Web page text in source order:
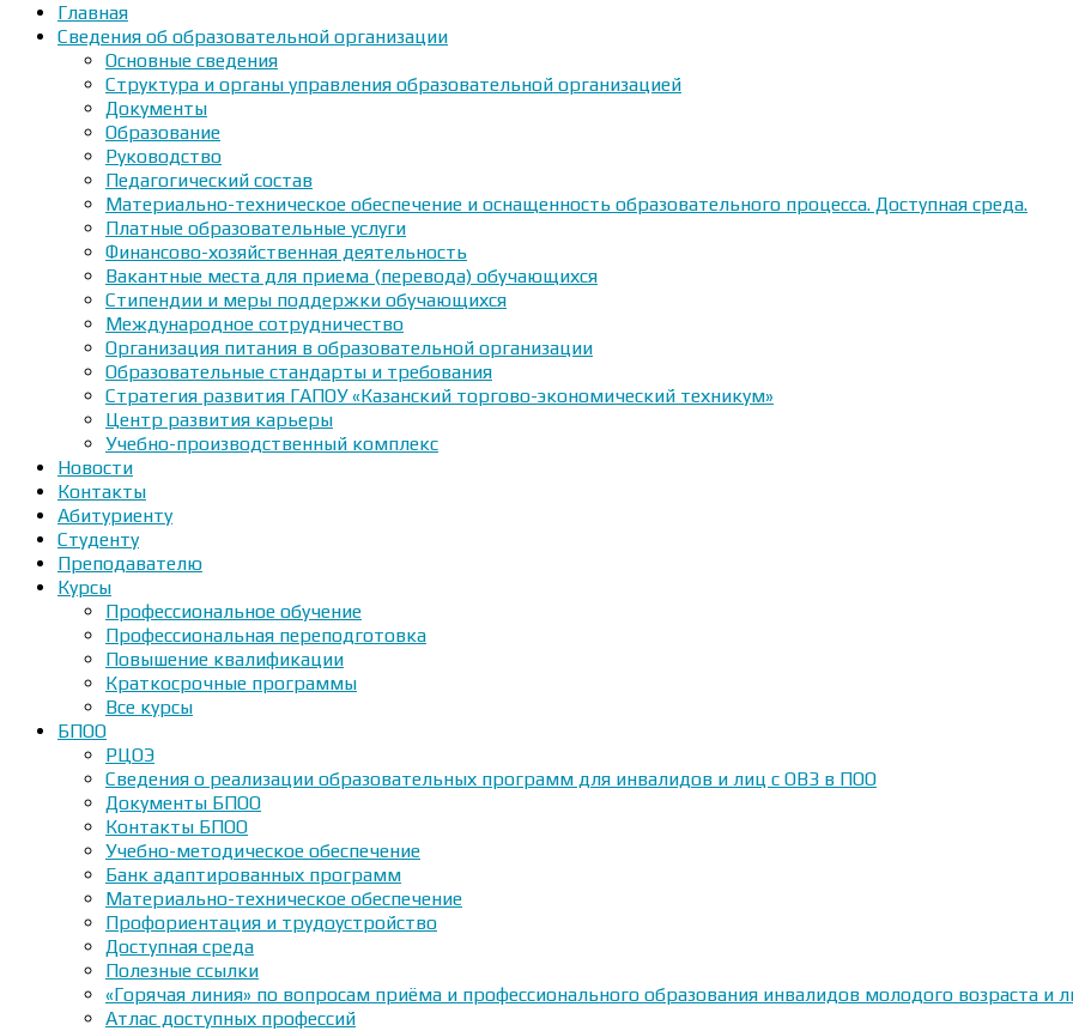
Главная
Сведения об образовательной организации
Основные сведения
Структура и органы управления образовательной организацией
Документы
Образование
Руководство
Педагогический состав
Материально-техническое обеспечение и оснащенность образовательного процесса. Доступная среда.
Платные образовательные услуги
Финансово-хозяйственная деятельность
Вакантные места для приема (перевода) обучающихся
Стипендии и меры поддержки обучающихся
Международное сотрудничество
Организация питания в образовательной организации
Образовательные стандарты и требования
Стратегия развития ГАПОУ «Казанский торгово-экономический техникум»
Центр развития карьеры
Учебно-производственный комплекс
Новости
Контакты
Абитуриенту
Студенту
Преподавателю
Курсы
Профессиональное обучение
Профессиональная переподготовка
Повышение квалификации
Краткосрочные программы
Все курсы
БПОО
РЦОЭ
Сведения о реализации образовательных программ для инвалидов и лиц с ОВЗ в ПОО
Документы БПОО
Контакты БПОО
Учебно-методическое обеспечение
Банк адаптированных программ
Материально-техническое обеспечение
Профориентация и трудоустройство
Доступная среда
Полезные ссылки
«Горячая линия» по вопросам приёма и профессионального образования инвалидов молодого возраста
Атлас доступных профессий